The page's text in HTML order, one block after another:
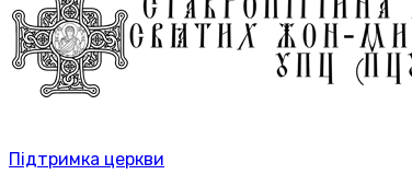
Підтримка церкви